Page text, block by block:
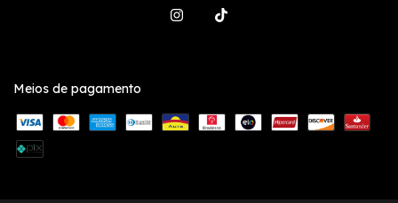
Meios de pagamento